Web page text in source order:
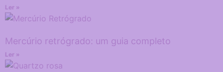
Ler »
Mercúrio retrógrado: um guia completo
Ler »